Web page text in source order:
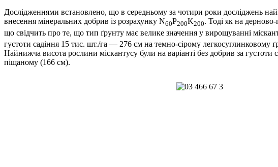
Дослідженнями встановлено, що в середньому за чотири роки досліджень
внесення мінеральних добрив із розрахунку N60P200K200. Тоді як на
що свідчить про те, що тип ґрунту має велике значення у вирощуванні
густоти садіння 15 тис. шт./га — 276 см на темно-сірому легкосуглинковому
Найнижча висота рослини міскантусу були на варіанті без добрив за
піщаному (166 см).